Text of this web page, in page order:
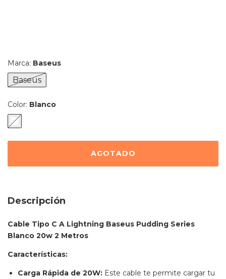
Marca: Baseus
Baseus
Color: Blanco
Descripción
Cable Tipo C A Lightning Baseus Pudding Series
Blanco 20w 2 Metros
Características:
Carga Rápida de 20W: Este cable te permite cargar tu